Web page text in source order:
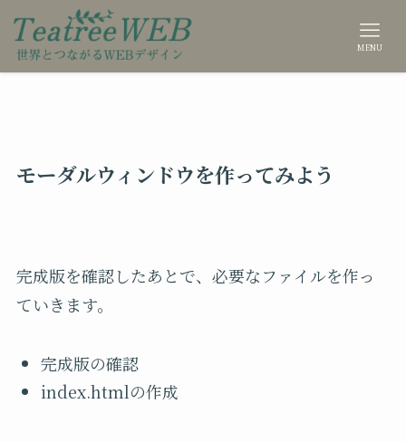
MENU
モーダルウィンドウを作ってみよう
完成版を確認したあとで、必要なファイルを作っ
ていきます。
完成版の確認
index.htmlの作成